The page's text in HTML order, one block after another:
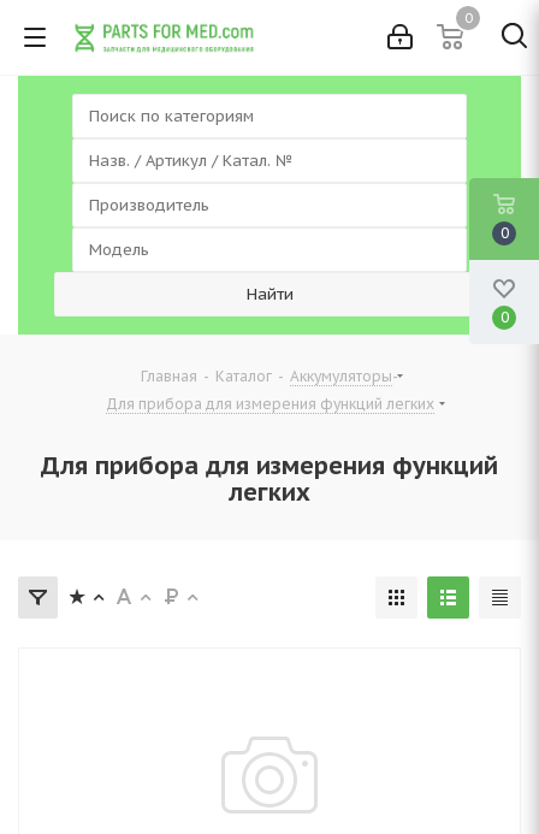
0
Главная - Каталог - Аккумуляторы-
Для прибора для измерения функций легких
Для прибора для измерения функций
легких
0
0